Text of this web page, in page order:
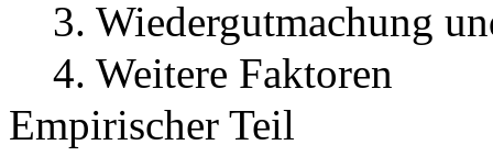
3. Wiedergutmachung
4. Weitere Faktoren
Empirischer Teil